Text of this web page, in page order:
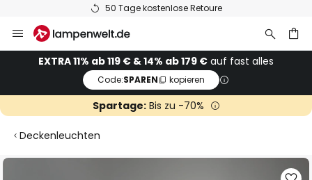
50 Tage kostenlose Retoure
Inhalt
springenEXTRA 11% ab 119 € & 14% ab 179 € auf fast alles
Code:SPAREN kopieren
Spartage:Bis zu -70%
Deckenleuchten
Zum